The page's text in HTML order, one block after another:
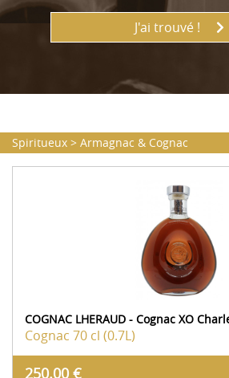
J'ai trouvé !
Spiritueux > Armagnac & Cognac
COGNAC LHERAUD - Cognac XO
Cognac 70 cl (0.7L)
250.00 €